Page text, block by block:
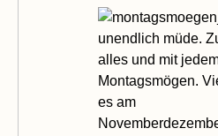
unendlich müde.
alles und mit
Montagsmögen.
es am